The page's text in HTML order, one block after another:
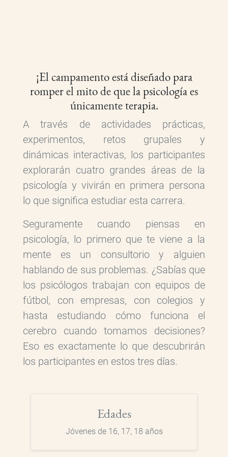
¡El campamento está diseñado para
romper el mito de que la psicología es
únicamente terapia.
A través de actividades prácticas,
experimentos, retos grupales y
dinámicas interactivas, los participantes
explorarán cuatro grandes áreas de la
psicología y vivirán en primera persona
lo que significa estudiar esta carrera.
Seguramente cuando piensas en
psicología, lo primero que te viene a la
mente es un consultorio y alguien
hablando de sus problemas. ¿Sabías que
los psicólogos trabajan con equipos de
fútbol, con empresas, con colegios y
hasta estudiando cómo funciona el
cerebro cuando tomamos decisiones?
Eso es exactamente lo que descubrirán
los participantes en estos tres días.
Edades
Jóvenes de 16, 17, 18 años